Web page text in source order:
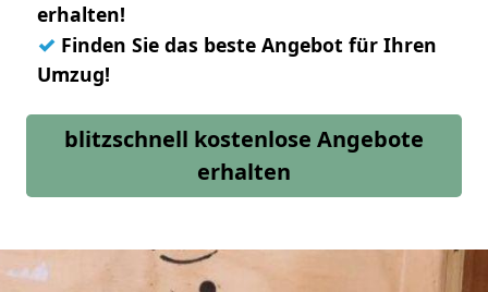
erhalten!
✓ Finden Sie das beste Angebot für Ihren
Umzug!
blitzschnell kostenlose Angebote
erhalten